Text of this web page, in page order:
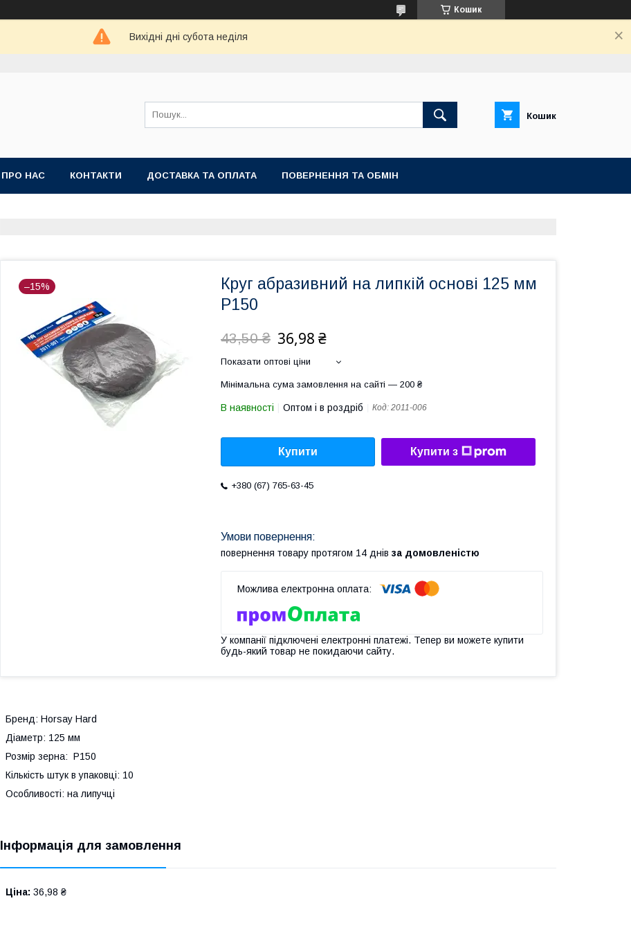
Кошик
Вихідні дні субота неділя
Кошик
ПРО НАС КОНТАКТИ ДОСТАВКА ТА ОПЛАТА ПОВЕРНЕННЯ ТА ОБМІН
–15%
Круг абразивний на липкій основі 125 мм
Р150
43,50 ₴ 36,98 ₴
Показати оптові ціни
Мінімальна сума замовлення на сайті — 200 ₴
В наявності Оптом і в роздріб Код: 2011-006
Купити Купити з
+380 (67) 765-63-45
повернення товару протягом 14 днів за домовленістю
У компанії підключені електронні платежі. Тепер ви можете купити
будь-який товар не покидаючи сайту.
Бренд: Horsay Hard
Діаметр: 125 мм
Розмір зерна: Р150
Кількість штук в упаковці: 10
Особливості: на липучці
Інформація для замовлення
Ціна: 36,98 ₴